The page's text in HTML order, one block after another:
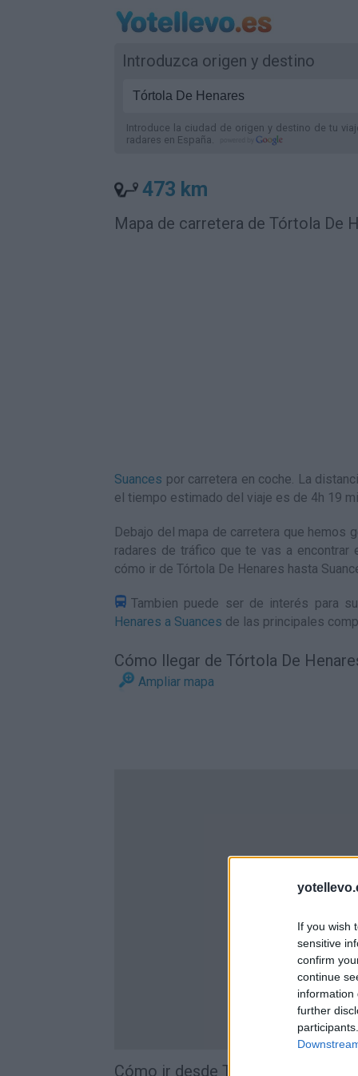
If you wish
sensitive
confirm
continue
information
further
Introduzca origen y destino
Introduce la ciudad de origen y destino de tu
radares en España.
473 km
Mapa de carretera de Tórtola De
Suances por carretera en coche. La
el tiempo estimado del viaje es de 4h 19
Debajo del mapa de carretera que hemos
radares de tráfico que te vas a
cómo ir de Tórtola De Henares hasta
Tambien puede ser de interés para
Henares a Suances de las principales
Cómo llegar de Tórtola De
Ampliar mapa
Cómo ir desde Tórtola De Henares